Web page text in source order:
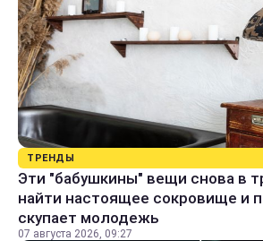
ТРЕНДЫ
Эти "бабушкины" вещи снова в
найти настоящее сокровище и
скупает молодежь
07 августа 2026, 09:27